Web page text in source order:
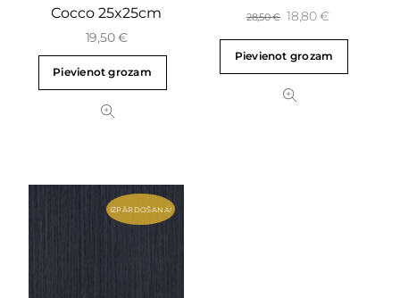
Cocco 25x25cm
19,50€
Pievienot grozam
28,50€ 18,80€
Pievienot grozam
IZPĀRDOŠANA!